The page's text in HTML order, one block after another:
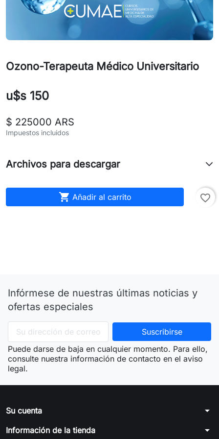
Ozono-Terapeuta Médico Universitario
u$s 150
$ 225000 ARS
Impuestos incluidos
Archivos para descargar
 Añadir al carrito favorite_border
Infórmese de nuestras últimas noticias y
ofertas especiales
Puede darse de baja en cualquier momento. Para ello,
consulte nuestra información de contacto en el aviso
legal.
Su cuenta arrow_drop_down
Información de la tienda arrow_drop_down